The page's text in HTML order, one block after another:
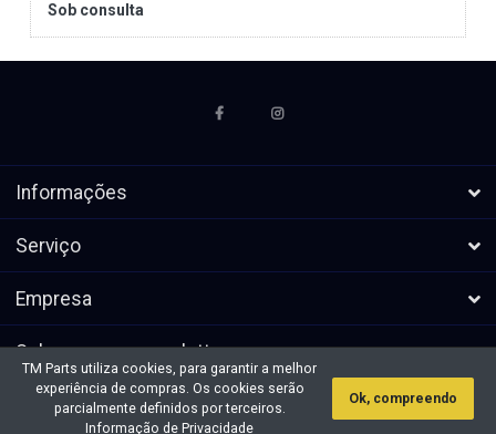
Sob consulta
Informações
Serviço
Empresa
Subscrever a newsletters
* Todos os preços excl. IVA, mais
Direitos de autor &cópia; 2026 TM
Parts. Todos os direitos reservados.
TM Parts utiliza cookies, para garantir a melhor
experiência de compras. Os cookies serão
parcialmente definidos por terceiros.
Informação de Privacidade
Ok, compreendo